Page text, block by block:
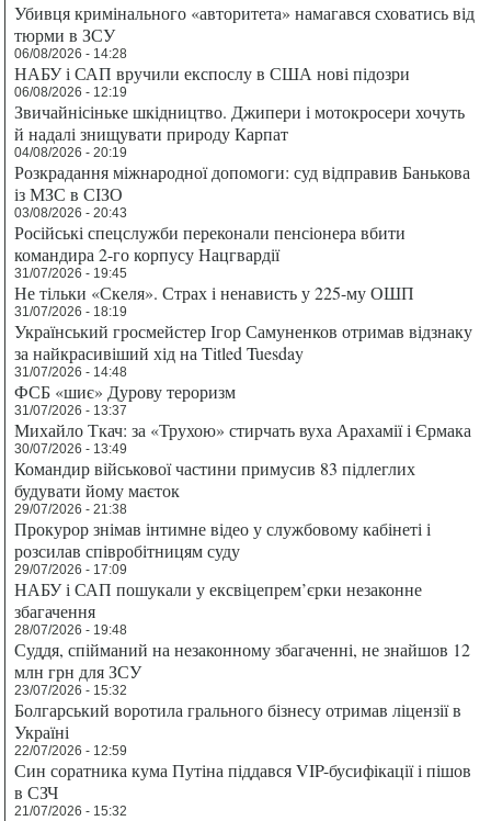
Убивця кримінального «авторитета» намагався сховатись від
тюрми в ЗСУ
06/08/2026 - 14:28
НАБУ і САП вручили експослу в США нові підозри
06/08/2026 - 12:19
Звичайнісіньке шкідництво. Джипери і мотокросери хочуть
й надалі знищувати природу Карпат
04/08/2026 - 20:19
Розкрадання міжнародної допомоги: суд відправив Банькова
із МЗС в СІЗО
03/08/2026 - 20:43
Російські спецслужби переконали пенсіонера вбити
командира 2-го корпусу Нацгвардії
31/07/2026 - 19:45
Не тільки «Скеля». Страх і ненависть у 225-му ОШП
31/07/2026 - 18:19
Український гросмейстер Ігор Самуненков отримав відзнаку
за найкрасивіший хід на Titled Tuesday
31/07/2026 - 14:48
ФСБ «шиє» Дурову тероризм
31/07/2026 - 13:37
Михайло Ткач: за «Трухою» стирчать вуха Арахамії і Єрмака
30/07/2026 - 13:49
Командир військової частини примусив 83 підлеглих
будувати йому маєток
29/07/2026 - 21:38
Прокурор знімав інтимне відео у службовому кабінеті і
розсилав співробітницям суду
29/07/2026 - 17:09
НАБУ і САП пошукали у ексвіцепрем’єрки незаконне
збагачення
28/07/2026 - 19:48
Суддя, спійманий на незаконному збагаченні, не знайшов 12
млн грн для ЗСУ
23/07/2026 - 15:32
Болгарський воротила грального бізнесу отримав ліцензії в
Україні
22/07/2026 - 12:59
Син соратника кума Путіна піддався VIP-бусифікації і пішов
в СЗЧ
21/07/2026 - 15:32